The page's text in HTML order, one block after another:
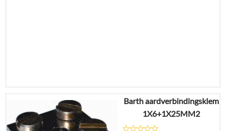
€7,26
€4,47
Barth aardverbindingsklem
1X6+1X25MM2